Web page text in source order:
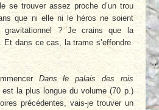
se trouver assez proche d’un trou
que ni elle ni le héros ne soient
gravitationnel ? Je crains que la
dans ce cas, la trame s’effondre.
Dans le palais des rois
la plus longue du volume (70 p.)
précédentes, vais-je trouver un